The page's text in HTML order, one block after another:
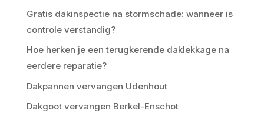
Gratis dakinspectie na stormschade: wanneer is
controle verstandig?
Hoe herken je een terugkerende daklekkage na
eerdere reparatie?
Dakpannen vervangen Udenhout
Dakgoot vervangen Berkel-Enschot